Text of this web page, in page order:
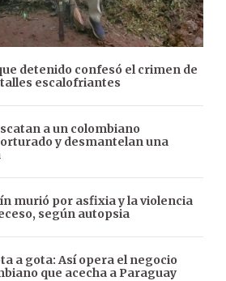
detenido confesó el crimen de
escalofriantes
a un colombiano
y desmantelan una
murió por asfixia y la violencia
según autopsia
a gota: Así opera el negocio
que acecha a Paraguay